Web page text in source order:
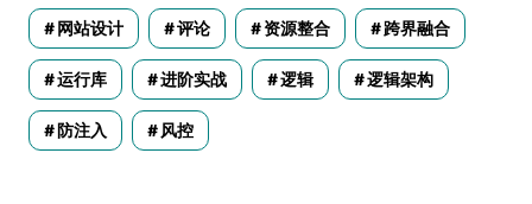
网站设计 评论 资源整合 跨界融合
运行库 进阶实战 逻辑 逻辑架构
防注入 风控